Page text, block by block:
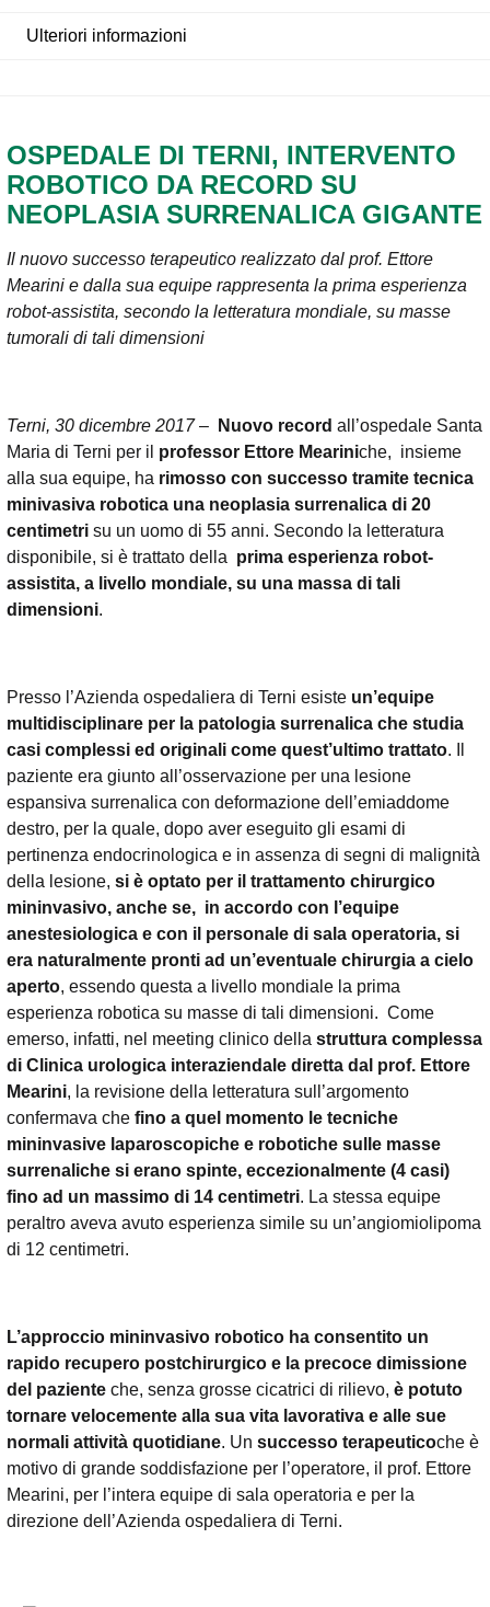
Ulteriori informazioni
OSPEDALE DI TERNI, INTERVENTO
ROBOTICO DA RECORD SU
NEOPLASIA SURRENALICA GIGANTE
Il nuovo successo terapeutico realizzato dal prof. Ettore
Mearini e dalla sua equipe rappresenta la prima esperienza
robot-assistita, secondo la letteratura mondiale, su masse
tumorali di tali dimensioni
Terni, 30 dicembre 2017 – Nuovo record all’ospedale Santa
Maria di Terni per il professor Ettore Meariniche, insieme
alla sua equipe, ha rimosso con successo tramite tecnica
minivasiva robotica una neoplasia surrenalica di 20
centimetri su un uomo di 55 anni. Secondo la letteratura
disponibile, si è trattato della prima esperienza robot-
assistita, a livello mondiale, su una massa di tali
dimensioni.
Presso l’Azienda ospedaliera di Terni esiste un’equipe
multidisciplinare per la patologia surrenalica che studia
casi complessi ed originali come quest’ultimo trattato. Il
paziente era giunto all’osservazione per una lesione
espansiva surrenalica con deformazione dell’emiaddome
destro, per la quale, dopo aver eseguito gli esami di
pertinenza endocrinologica e in assenza di segni di malignità
della lesione, si è optato per il trattamento chirurgico
mininvasivo, anche se, in accordo con l’equipe
anestesiologica e con il personale di sala operatoria, si
era naturalmente pronti ad un’eventuale chirurgia a cielo
aperto, essendo questa a livello mondiale la prima
esperienza robotica su masse di tali dimensioni. Come
emerso, infatti, nel meeting clinico della struttura complessa
di Clinica urologica interaziendale diretta dal prof. Ettore
Mearini, la revisione della letteratura sull’argomento
confermava che fino a quel momento le tecniche
mininvasive laparoscopiche e robotiche sulle masse
surrenaliche si erano spinte, eccezionalmente (4 casi)
fino ad un massimo di 14 centimetri. La stessa equipe
peraltro aveva avuto esperienza simile su un’angiomiolipoma
di 12 centimetri.
L’approccio mininvasivo robotico ha consentito un
rapido recupero postchirurgico e la precoce dimissione
del paziente che, senza grosse cicatrici di rilievo, è potuto
tornare velocemente alla sua vita lavorativa e alle sue
normali attività quotidiane. Un successo terapeuticoche è
motivo di grande soddisfazione per l’operatore, il prof. Ettore
Mearini, per l’intera equipe di sala operatoria e per la
direzione dell’Azienda ospedaliera di Terni.